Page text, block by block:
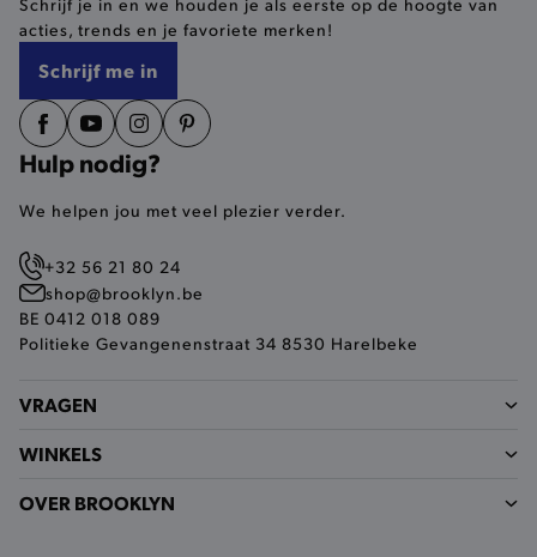
Schrijf je in en we houden je als eerste op de hoogte van
acties, trends en je favoriete merken!
Schrijf me in
Hulp nodig?
We helpen jou met veel plezier verder.
+32 56 21 80 24
shop@brooklyn.be
BE 0412 018 089
Politieke Gevangenenstraat 34 8530 Harelbeke
VRAGEN
WINKELS
OVER BROOKLYN
selected-val